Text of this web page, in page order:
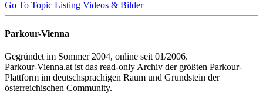
Go To Topic Listing Videos & Bilder
Parkour-Vienna
Gegründet im Sommer 2004, online seit 01/2006.
Parkour-Vienna.at ist das read-only Archiv der größten Parkour-
Plattform im deutschsprachigen Raum und Grundstein der
österreichischen Community.